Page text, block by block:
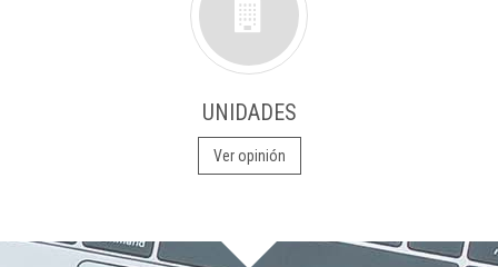
UNIDADES
Ver opinión